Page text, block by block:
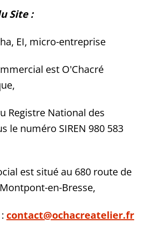
Site :
EI, micro-entreprise
est O'Chacré
Registre National des
le numéro SIREN 980 583
est situé au 680 route de
en-Bresse,
contact@ochacreatelier.fr